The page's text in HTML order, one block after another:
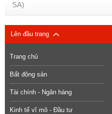
SA)
Lên đầu trang
Trang chủ
Bất động sản
Tài chính - Ngân hàng
Kinh tế vĩ mô - Đầu tư